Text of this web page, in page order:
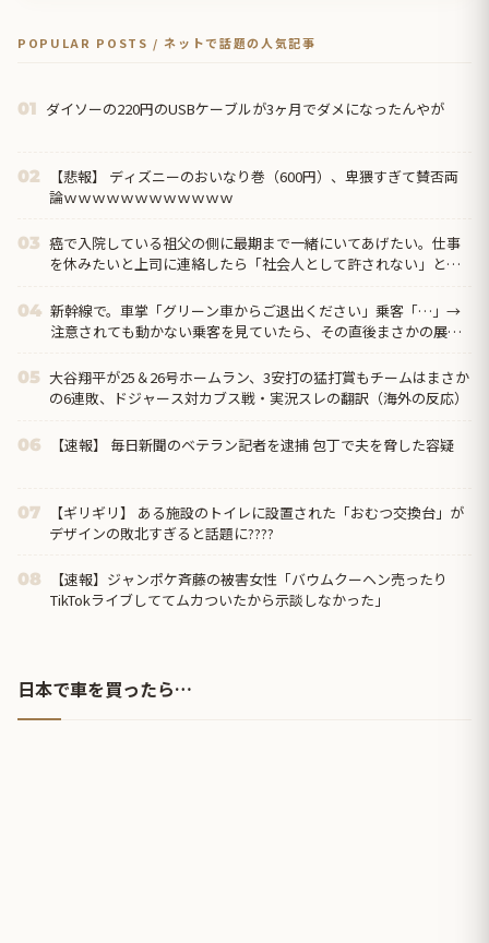
POPULAR POSTS / ネットで話題の人気記事
01 ダイソーの220円のUSBケーブルが3ヶ月でダメになったんやが
02
【悲報】 ディズニーのおいなり巻（600円）、卑猥すぎて賛否両
論ｗｗｗｗｗｗｗｗｗｗｗｗ
03 癌で入院している祖父の側に最期まで一緒にいてあげたい。仕事
を休みたいと上司に連絡したら「社会人として許されない」と却
04 新幹線で。車掌「グリーン車からご退出ください」乗客「…」→
注意されても動かない乗客を見ていたら、その直後まさかの展開
05 大谷翔平が25＆26号ホームラン、3安打の猛打賞もチームはまさか
の6連敗、ドジャース対カブス戦・実況スレの翻訳（海外の反応）
06 【速報】 毎日新聞のベテラン記者を逮捕 包丁で夫を脅した容疑
07
【ギリギリ】 ある施設のトイレに設置された「おむつ交換台」が
デザインの敗北すぎると話題に????
08
【速報】ジャンポケ斉藤の被害女性「バウムクーヘン売ったり
TikTokライブしててムカついたから示談しなかった」
日本で車を買ったら…